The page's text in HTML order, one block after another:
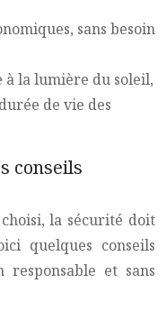
sans besoin
à la lumière du soleil,
de vie des
conseils
la sécurité doit
quelques conseils
et sans